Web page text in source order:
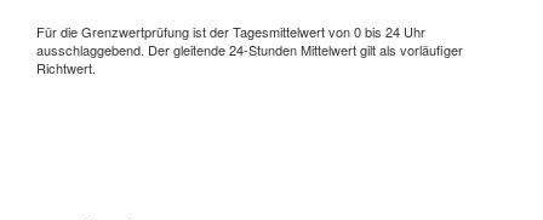
Für die Grenzwertprüfung ist der Tagesmittelwert von 0 bis 24 Uhr
ausschlaggebend. Der gleitende 24-Stunden Mittelwert gilt als vorläufiger
Richtwert.